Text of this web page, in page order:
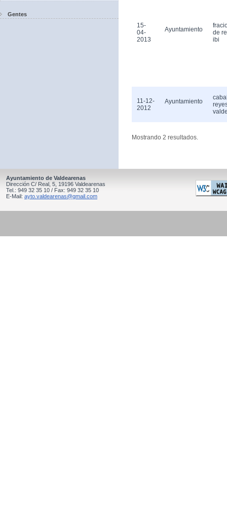
Gentes
15-
04-
2013
Ayuntamiento
de
ibi
11-12-
2012
Ayuntamiento
Mostrando 2 resultados.
Ayuntamiento de Valdearenas
Dirección C/ Real, 5, 19196 Valdearenas
Tel.: 949 32 35 10 / Fax: 949 32 35 10
E-Mail: ayto.valdearenas@gmail.com